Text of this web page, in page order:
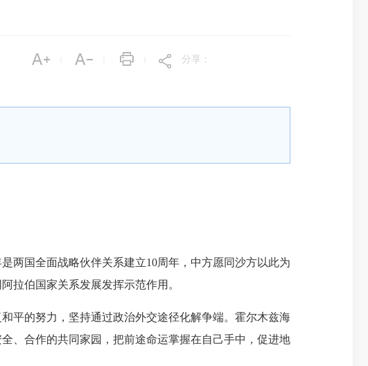
分享：
国全面战略伙伴关系建立10周年，中方愿同沙方以此为
拉伯国家关系发展发挥示范作用。
的努力，坚持通过政治外交途径化解争端。霍尔木兹海
、合作的共同家园，把前途命运掌握在自己手中，促进地